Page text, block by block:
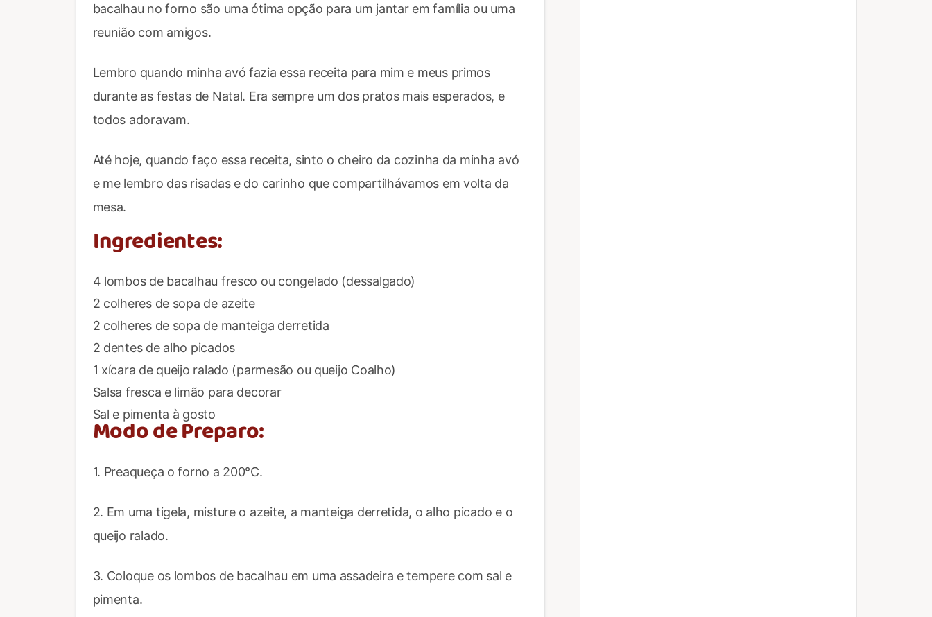
bacalhau no forno são uma ótima opção para um jantar em família ou uma
reunião com amigos.
Lembro quando minha avó fazia essa receita para mim e meus primos
durante as festas de Natal. Era sempre um dos pratos mais esperados, e
todos adoravam.
Até hoje, quando faço essa receita, sinto o cheiro da cozinha da minha avó
e me lembro das risadas e do carinho que compartilhávamos em volta da
mesa.
Ingredientes:
4 lombos de bacalhau fresco ou congelado (dessalgado)
2 colheres de sopa de azeite
2 colheres de sopa de manteiga derretida
2 dentes de alho picados
1 xícara de queijo ralado (parmesão ou queijo Coalho)
Salsa fresca e limão para decorar
Sal e pimenta à gosto
Modo de Preparo:
1. Preaqueça o forno a 200°C.
2. Em uma tigela, misture o azeite, a manteiga derretida, o alho picado e o
queijo ralado.
3. Coloque os lombos de bacalhau em uma assadeira e tempere com sal e
pimenta.